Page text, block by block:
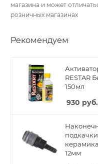
магазина и может
розничных магазинах
Рекомендуем
RESTAR
150мл
930 руб.
12мм